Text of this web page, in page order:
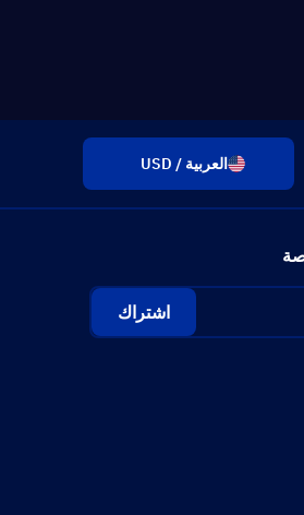
العربية / USD
اشتراك